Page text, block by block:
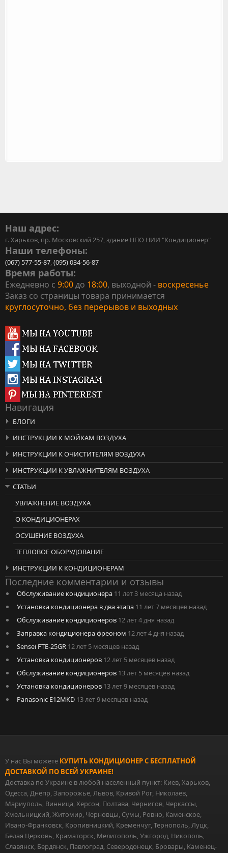
Наш адрес:
г. Харьков, пр. Московский 257, здание НПО НИИ "Кондиционер"
Наши телефоны:
(067) 577-55-87,(095) 034-56-87
Время работы:
Ежедневно с 9:00до 18:00, выходной - воскресенье
Заказ со страницы товара принимается
круглосуточно, без перерывов и выходных
Навигация
БЛОГИ
ИНСТРУКЦИИ К МОЙКАМ ВОЗДУХА
ИНСТРУКЦИИ К ОЧИСТИТЕЛЯМ ВОЗДУХА
ИНСТРУКЦИИ К УВЛАЖНИТЕЛЯМ ВОЗДУХА
СТАТЬИ
УВЛАЖНЕНИЕ ВОЗДУХА
О КОНДИЦИОНЕРАХ
ОСУШЕНИЕ ВОЗДУХА
ТЕПЛОВОЕ ОБОРУДОВАНИЕ
ИНСТРУКЦИИ К КОНДИЦИОНЕРАМ
Последние комментарии и отзывы
Обслуживание кондиционера 11 лет 3 месяца назад
Установка кондиционера в два этапа 11 лет 7 месяцев назад
Обслуживание кондиционеров 12 лет 4 дня назад
Заправка кондиционера фреоном 12 лет 4 дня назад
Sensei FTE-25GR 12 лет 5 месяцев назад
Установка кондиционеров 12 лет 5 месяцев назад
Обслуживание кондиционеров 13 лет 5 месяцев назад
Установка кондиционеров 13 лет 9 месяцев назад
Panasonic E12MKD 13 лет 9 месяцев назад
У нас Вы можете КУПИТЬ КОНДИЦИОНЕР С БЕСПЛАТНОЙ
ДОСТАВКОЙ ПО ВСЕЙ УКРАИНЕ!
Доставка по Украине в любой населенный пункт: Киев, Харьков,
Одесса, Днепр, Запорожье, Львов, Кривой Рог, Николаев,
Мариуполь, Винница, Херсон, Полтава, Чернигов, Черкассы,
Хмельницкий, Житомир, Черновцы, Сумы, Ровно, Каменское,
Ивано-Франковск, Кропивницкий, Кременчуг, Тернополь, Луцк,
Белая Церковь, Краматорск, Мелитополь, Ужгород, Никополь,
Славянск, Бердянск, Павлоград, Северодонецк, Бровары, Каменец-